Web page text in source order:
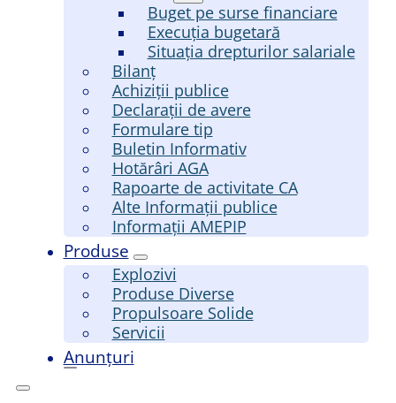
Buget pe surse financiare
Execuția bugetară
Situația drepturilor salariale
Bilanț
Achiziții publice
Declarații de avere
Formulare tip
Buletin Informativ
Hotărâri AGA
Rapoarte de activitate CA
Alte Informații publice
Informații AMEPIP
Produse
Explozivi
Produse Diverse
Propulsoare Solide
Servicii
Anunțuri